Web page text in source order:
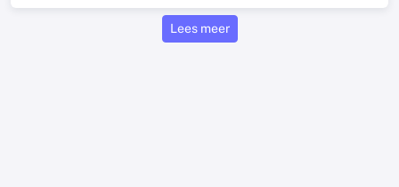
Lees meer